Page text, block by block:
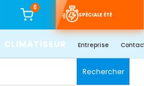
0
SPÉCIALE ÉTÉ
CLIMATISEUR Entreprise
Rechercher